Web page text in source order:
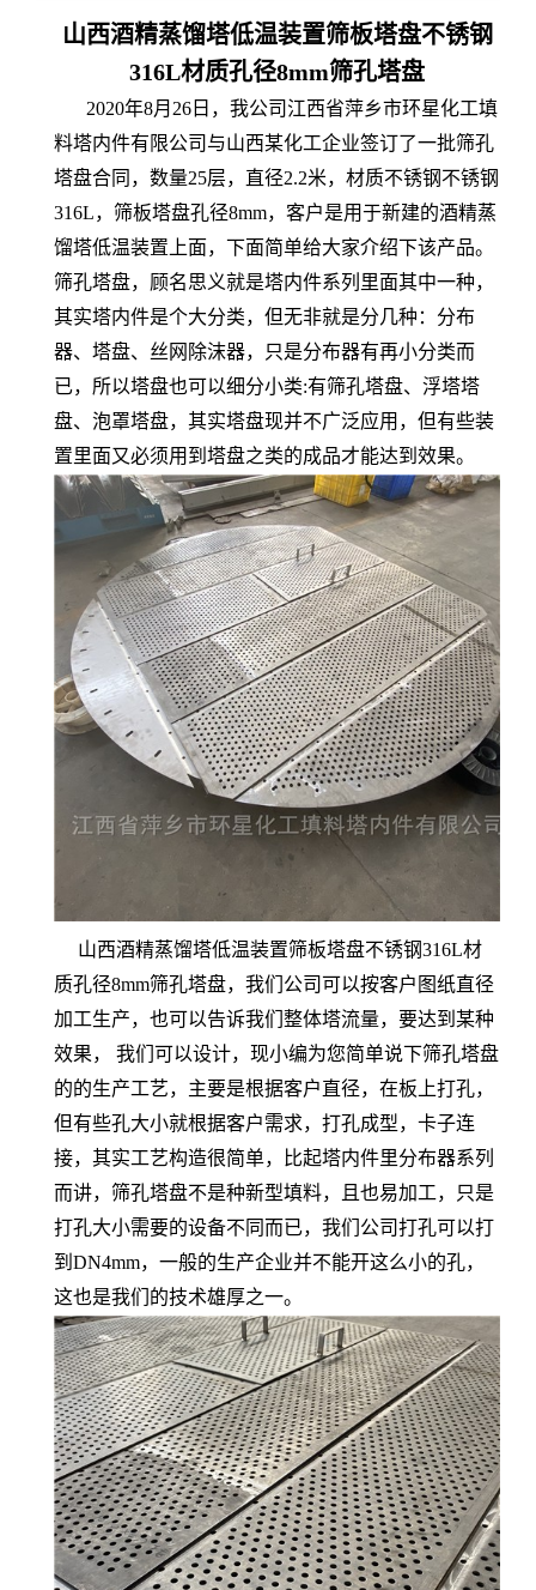
山西酒精蒸馏塔低温装置筛板塔盘不锈钢
316L材质孔径8mm筛孔塔盘
2020年8月26日，我公司江西省萍乡市环星化工填
料塔内件有限公司与山西某化工企业签订了一批筛孔
塔盘合同，数量25层，直径2.2米，材质不锈钢不锈钢
316L，筛板塔盘孔径8mm，客户是用于新建的酒精蒸
馏塔低温装置上面，下面简单给大家介绍下该产品。
筛孔塔盘，顾名思义就是塔内件系列里面其中一种，
其实塔内件是个大分类，但无非就是分几种：分布
器、塔盘、丝网除沫器，只是分布器有再小分类而
已，所以塔盘也可以细分小类:有筛孔塔盘、浮塔塔
盘、泡罩塔盘，其实塔盘现并不广泛应用，但有些装
置里面又必须用到塔盘之类的成品才能达到效果。
山西酒精蒸馏塔低温装置筛板塔盘不锈钢316L材
质孔径8mm筛孔塔盘，我们公司可以按客户图纸直径
加工生产，也可以告诉我们整体塔流量，要达到某种
效果， 我们可以设计，现小编为您简单说下筛孔塔盘
的的生产工艺，主要是根据客户直径，在板上打孔，
但有些孔大小就根据客户需求，打孔成型，卡子连
接，其实工艺构造很简单，比起塔内件里分布器系列
而讲，筛孔塔盘不是种新型填料，且也易加工，只是
打孔大小需要的设备不同而已，我们公司打孔可以打
到DN4mm，一般的生产企业并不能开这么小的孔，
这也是我们的技术雄厚之一。